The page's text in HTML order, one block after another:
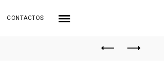
CONTACTOS